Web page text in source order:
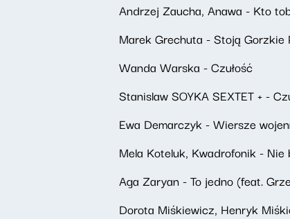
Andrzej Zaucha, Anawa - Kto
Marek Grechuta - Stoją Gorzkie
Wanda Warska - Czułość
Stanislaw SOYKA SEXTET + -
Ewa Demarczyk - Wiersze
Mela Koteluk, Kwadrofonik - Nie
Aga Zaryan - To jedno (feat.
Dorota Miśkiewicz, Henryk